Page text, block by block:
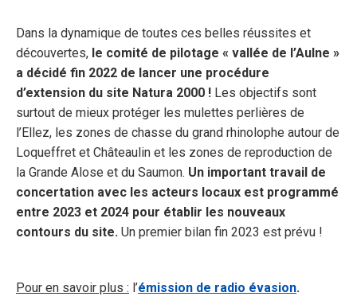
Dans la dynamique de toutes ces belles réussites et
découvertes, le comité de pilotage « vallée de l’Aulne »
a décidé fin 2022 de lancer une procédure
d’extension du site Natura 2000 ! Les objectifs sont
surtout de mieux protéger les mulettes perlières de
l’Ellez, les zones de chasse du grand rhinolophe autour de
Loqueffret et Châteaulin et les zones de reproduction de
la Grande Alose et du Saumon. Un important travail de
concertation avec les acteurs locaux est programmé
entre 2023 et 2024 pour établir les nouveaux
contours du site. Un premier bilan fin 2023 est prévu !
Pour en savoir plus : l’émission de radio évasion.